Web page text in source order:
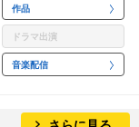
作品
ドラマ出演
音楽配信